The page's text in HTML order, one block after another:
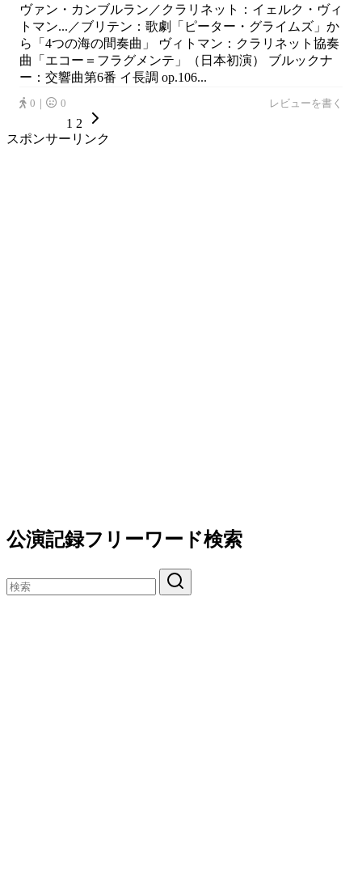
ヴァン・カンブルラン／クラリネット：イェルク・ヴィ
トマン...／ブリテン：歌劇「ピーター・グライムズ」か
ら「4つの海の間奏曲」 ヴィトマン：クラリネット協奏
曲「エコー＝フラグメンテ」（日本初演） ブルックナ
ー：交響曲第6番 イ長調 op.106...
0｜ 0 レビューを書く
1 2
スポンサーリンク
公演記録フリーワード検索